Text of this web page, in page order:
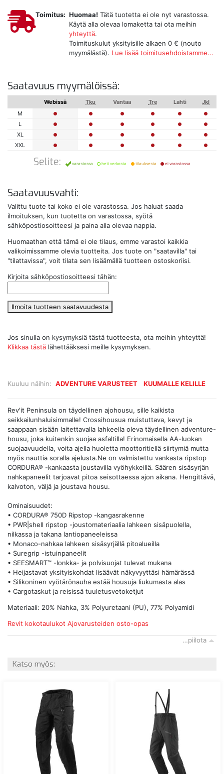
Kuuluu näihin: ADVENTURE VARUSTEET KUUMALLE KELILLE
Toimitus: Huomaa! Tätä tuotetta ei ole nyt varastossa.
Käytä alla olevaa lomaketta tai ota meihin
yhteyttä.
Toimituskulut yksityisille alkaen 0 € (nouto
myymälästä). Lue lisää toimitusehdoistamme...
Saatavuus myymälöissä:
Webissä Tku Vantaa Tre Lahti
Jkl
M
L
XL
XXL
Selite: varastossa heti verkosta tilauksesta ei varastossa
Saatavuusvahti:
Valittu tuote tai koko ei ole varastossa. Jos haluat saada
ilmoituksen, kun tuotetta on varastossa, syötä
sähköpostiosoitteesi ja paina alla olevaa nappia.
Huomaathan että tämä ei ole tilaus, emme varastoi kaikkia
valikoimissamme olevia tuotteita. Jos tuote on "saatavilla" tai
"tilattavissa", voit tilata sen lisäämällä tuotteen ostoskoriisi.
Kirjoita sähköpostiosoitteesi tähän:
Ilmoita tuotteen saatavuudesta
Jos sinulla on kysymyksiä tästä tuotteesta, ota meihin yhteyttä!
Klikkaa tästä lähettääksesi meille kysymyksen.
Rev'it Peninsula on täydellinen ajohousu, sille kaikista
seikkailunhaluisimmalle! Crossihousua muistuttava, kevyt ja
saappaan sisään laitettavalla lahkeella oleva täydellinen adventure-
housu, joka kuitenkin suojaa asfaltilla! Erinomaisella AA-luokan
suojaavuudella, voita ajella huoletta moottoritiellä siirtymiä mutta
myös nauttia soralla ajelusta.Ne on valmistettu vankasta ripstop
CORDURA® -kankaasta joustavilla vyöhykkeillä. Säären sisäsyrjän
nahkapaneelit tarjoavat pitoa seisottaessa ajon aikana. Hengittävä,
kalvoton, väljä ja joustava housu.
Ominaisuudet:
• CORDURA® 750D Ripstop -kangasrakenne
• PWR|shell ripstop -joustomateriaalia lahkeen sisäpuolella,
nilkassa ja takana lantiopaneeleissa
• Monaco-nahkaa lahkeen sisäsyrjällä pitoalueilla
• Suregrip -istuinpaneelit
• SEESMART™ -lonkka- ja polvisuojat tulevat mukana
• Heijastavat yksityiskohdat lisäävät näkyvyyttäsi hämärässä
• Silikoninen vyötärönauha estää housuja liukumasta alas
• Cargotaskut ja reisissä tuuletusvetoketjut
Materiaali: 20% Nahka, 3% Polyuretaani (PU), 77% Polyamidi
Revit kokotaulukot Ajovarusteiden osto-opas
…piilota
Katso myös: